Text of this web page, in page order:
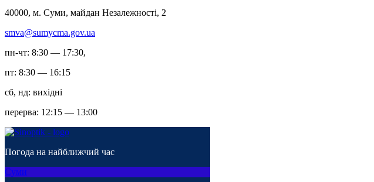
40000, м. Суми, майдан Незалежності, 2
smva@sumycma.gov.ua
пн-чт: 8:30 — 17:30,
пт: 8:30 — 16:15
сб, нд: вихідні
перерва: 12:15 — 13:00
Погода на найближчий час
Суми